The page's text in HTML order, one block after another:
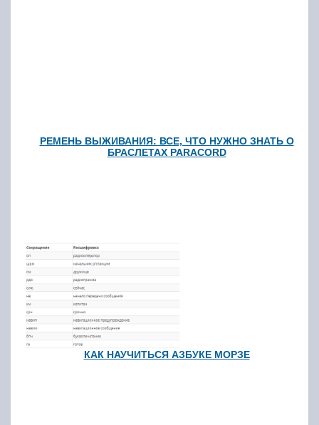
РЕМЕНЬ ВЫЖИВАНИЯ: ВСЕ, ЧТО НУЖНО ЗНАТЬ О
БРАСЛЕТАХ PARACORD
КАК НАУЧИТЬСЯ АЗБУКЕ МОРЗЕ